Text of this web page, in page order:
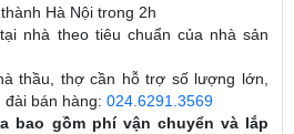
Hà Nội trong 2h
nhà theo tiêu chuẩn của nhà sản
thầu, thợ cần hỗ trợ số lượng lớn,
đài bán hàng: 024.6291.3569
bao gồm phí vận chuyển và lắp